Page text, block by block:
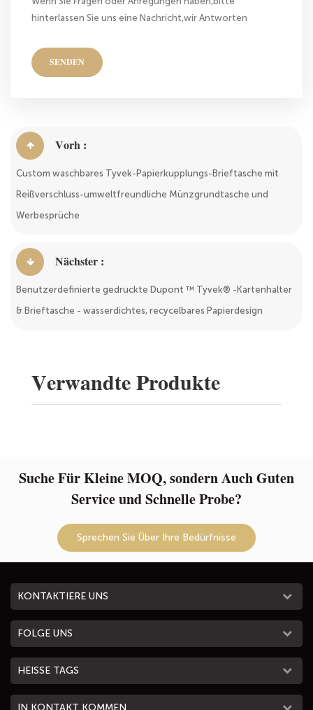
hinterlassen Sie uns eine Nachricht,wir Antworten
SENDEN
Vorh :
Custom waschbares Tyvek-Papierkupplungs-Brieftasche mit
Reißverschluss-umweltfreundliche Münzgrundtasche und
Werbesprüche
Nächster :
Benutzerdefinierte gedruckte Dupont ™ Tyvek® -Kartenhalter
& Brieftasche - wasserdichtes, recycelbares Papierdesign
Verwandte Produkte
Suche Für Kleine MOQ, sondern Auch Guten
Service und Schnelle Probe?
Sprechen Sie Über Ihre Bedürfnisse
KONTAKTIERE UNS
FOLGE UNS
HEISSE TAGS
IN KONTAKT KOMMEN